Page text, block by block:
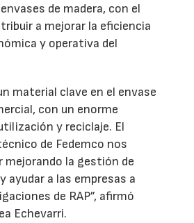
de madera, con el
a mejorar la eficiencia
y operativa del
material clave en el envase
con un enorme
y reciclaje. El
de Fedemco nos
mejorando la gestión de
ayudar a las empresas a
de RAP”, afirmó
Echevarri.